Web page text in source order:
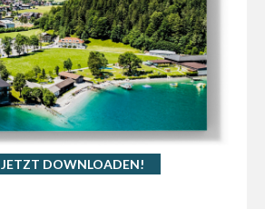
JETZT DOWNLOADEN!